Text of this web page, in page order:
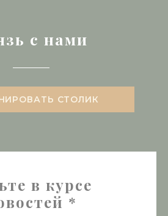
с нами
СТОЛИК
в курсе
*